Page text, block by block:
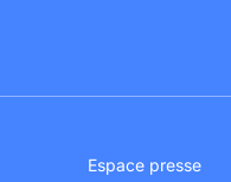
Espace presse